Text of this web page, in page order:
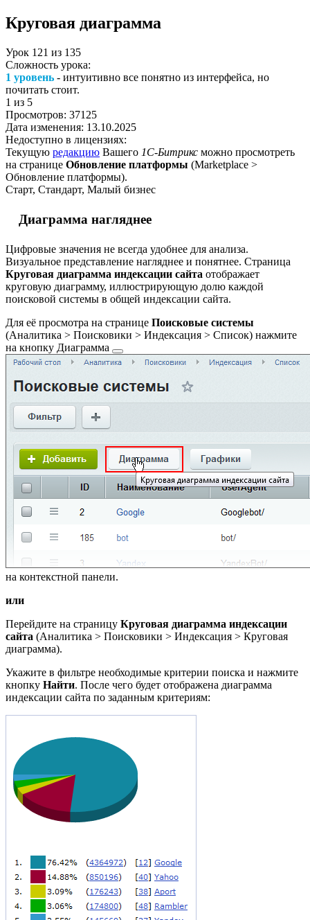
Круговая диаграмма
Урок 121 из 135
Сложность урока:
1 уровень - интуитивно все понятно из интерфейса, но
почитать стоит.
1 из 5
Просмотров: 37125
Дата изменения: 13.10.2025
Недоступно в лицензиях:
Текущую редакцию Вашего 1С-Битрикс можно просмотреть
на странице Обновление платформы (Marketplace >
Обновление платформы).
Старт, Стандарт, Малый бизнес
Диаграмма нагляднее
Цифровые значения не всегда удобнее для анализа.
Визуальное представление нагляднее и понятнее. Страница
Круговая диаграмма индексации сайта отображает
круговую диаграмму, иллюстрирующую долю каждой
поисковой системы в общей индексации сайта.
Для её просмотра на странице Поисковые системы
(Аналитика > Поисковики > Индексация > Список) нажмите
на кнопку Диаграмма
на контекстной панели.
или
Перейдите на страницу Круговая диаграмма индексации
сайта (Аналитика > Поисковики > Индексация > Круговая
диаграмма).
Укажите в фильтре необходимые критерии поиска и нажмите
кнопку Найти. После чего будет отображена диаграмма
индексации сайта по заданным критериям: